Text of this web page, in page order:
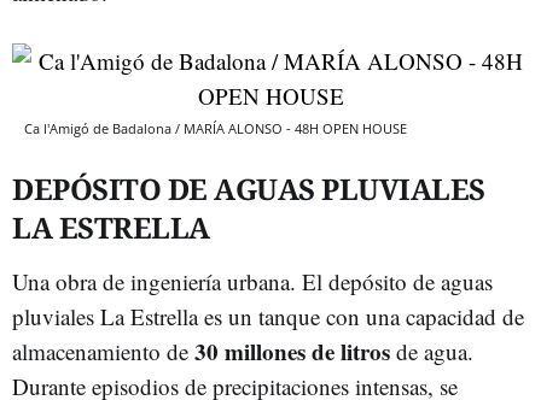
Ca l'Amigó de Badalona / MARÍA ALONSO - 48H OPEN HOUSE
DEPÓSITO DE AGUAS PLUVIALES
LA ESTRELLA
Una obra de ingeniería urbana. El depósito de aguas
pluviales La Estrella es un tanque con una capacidad de
almacenamiento de 30 millones de litros de agua.
Durante episodios de precipitaciones intensas, se